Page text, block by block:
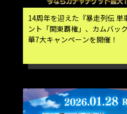
14周年を迎えた『暴走列伝 単
ント「関東覇権」、カムバッ
華7大キャンペーンを開催！